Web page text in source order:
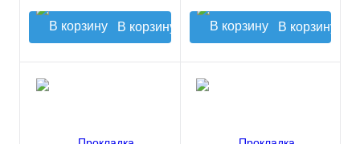
В корзину В корзину